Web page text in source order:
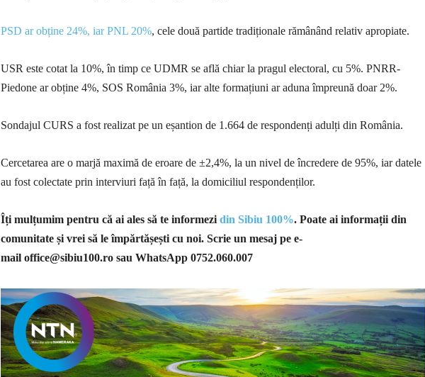
PSD ar obține 24%, iar PNL 20%, cele două partide tradiționale rămânând relativ apropiate.
USR este cotat la 10%, în timp ce UDMR se află chiar la pragul electoral, cu 5%. PNRR-
Piedone ar obține 4%, SOS România 3%, iar alte formațiuni ar aduna împreună doar 2%.
Sondajul CURS a fost realizat pe un eșantion de 1.664 de respondenți adulți din România.
Cercetarea are o marjă maximă de eroare de ±2,4%, la un nivel de încredere de 95%, iar datele
au fost colectate prin interviuri față în față, la domiciliul respondenților.
Îți mulțumim pentru că ai ales să te informezi din Sibiu 100%. Poate ai informații din
comunitate și vrei să le împărtășești cu noi. Scrie un mesaj pe e-
mail office@sibiu100.ro sau WhatsApp 0752.060.007